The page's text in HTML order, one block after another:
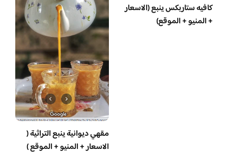
كافيه ستاربكس ينبع (الاسعار
+ المنيو + الموقع)
مقهي ديوانية ينبع التراثية (
الاسعار + المنيو + الموقع )